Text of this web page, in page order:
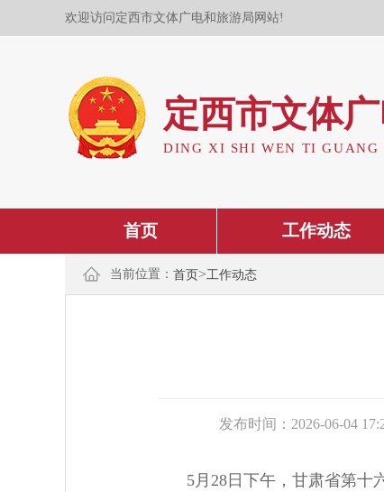
欢迎访问定西市文体广电和旅游局网站!
定西市文体
DING XI SHI WEN TI
首页 工作动态
当前位置： 首页>工作动态
发布时间：2026-06-04
5月28日下午，甘肃省第十